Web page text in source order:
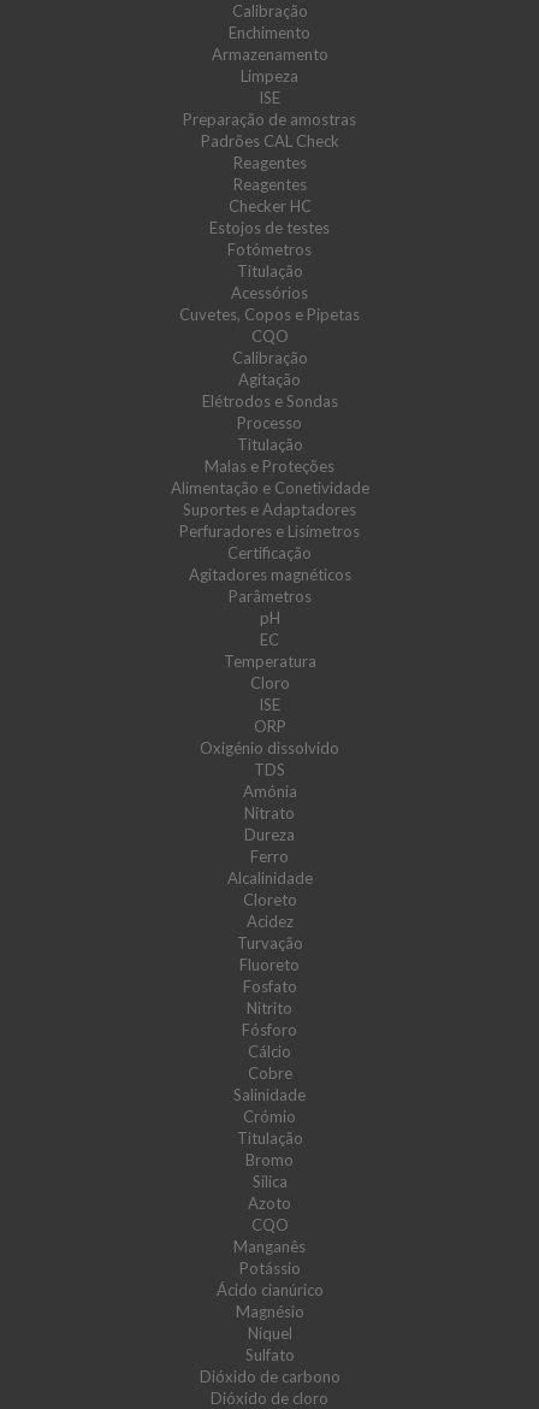
Calibração
Enchimento
Armazenamento
Limpeza
ISE
Preparação de amostras
Padrões CAL Check
Reagentes
Reagentes
Checker HC
Estojos de testes
Fotómetros
Titulação
Acessórios
Cuvetes, Copos e Pipetas
CQO
Calibração
Agitação
Elétrodos e Sondas
Processo
Titulação
Malas e Proteções
Alimentação e Conetividade
Suportes e Adaptadores
Perfuradores e Lisímetros
Certificação
Agitadores magnéticos
Parâmetros
pH
EC
Temperatura
Cloro
ISE
ORP
Oxigénio dissolvido
TDS
Amónia
Nitrato
Dureza
Ferro
Alcalinidade
Cloreto
Acidez
Turvação
Fluoreto
Fosfato
Nitrito
Fósforo
Cálcio
Cobre
Salinidade
Crómio
Titulação
Bromo
Sílica
Azoto
CQO
Manganês
Potássio
Ácido cianúrico
Magnésio
Níquel
Sulfato
Dióxido de carbono
Dióxido de cloro